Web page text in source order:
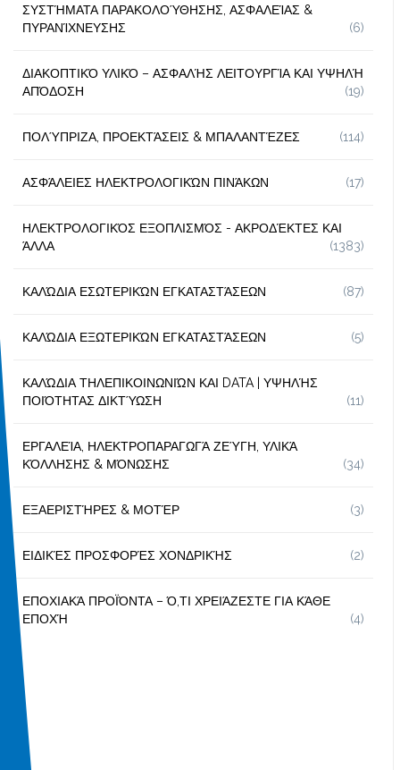
ΣΥΣΤΉΜΑΤΑ ΠΑΡΑΚΟΛΟΎΘΗΣΗΣ, ΑΣΦΑΛΕΊΑΣ &
ΠΥΡΑΝΊΧΝΕΥΣΗΣ
(6)
ΔΙΑΚΟΠΤΙΚΌ ΥΛΙΚΌ – ΑΣΦΑΛΉΣ ΛΕΙΤΟΥΡΓΊΑ ΚΑΙ ΥΨΗΛΉ
ΑΠΌΔΟΣΗ
(19)
ΠΟΛΎΠΡΙΖΑ, ΠΡΟΕΚΤΆΣΕΙΣ & ΜΠΑΛΑΝΤΈΖΕΣ (114)
ΑΣΦΆΛΕΙΕΣ ΗΛΕΚΤΡΟΛΟΓΙΚΏΝ ΠΙΝΆΚΩΝ (17)
ΗΛΕΚΤΡΟΛΟΓΙΚΌΣ ΕΞΟΠΛΙΣΜΌΣ - ΑΚΡΟΔΈΚΤΕΣ ΚΑΙ
ΆΛΛΑ
(1383)
ΚΑΛΏΔΙΑ ΕΣΩΤΕΡΙΚΏΝ ΕΓΚΑΤΑΣΤΆΣΕΩΝ (87)
ΚΑΛΏΔΙΑ ΕΞΩΤΕΡΙΚΏΝ ΕΓΚΑΤΑΣΤΆΣΕΩΝ (5)
ΚΑΛΏΔΙΑ ΤΗΛΕΠΙΚΟΙΝΩΝΙΏΝ ΚΑΙ DATA | ΥΨΗΛΉΣ
ΠΟΙΌΤΗΤΑΣ ΔΙΚΤΎΩΣΗ
(11)
ΕΡΓΑΛΕΊΑ, ΗΛΕΚΤΡΟΠΑΡΑΓΩΓΆ ΖΕΎΓΗ, ΥΛΙΚΆ
ΚΌΛΛΗΣΗΣ & ΜΌΝΩΣΗΣ
(34)
ΕΞΑΕΡΙΣΤΉΡΕΣ & ΜΟΤΈΡ (3)
ΕΙΔΙΚΈΣ ΠΡΟΣΦΟΡΈΣ ΧΟΝΔΡΙΚΉΣ (2)
ΕΠΟΧΙΑΚΆ ΠΡΟΪΌΝΤΑ – Ό,ΤΙ ΧΡΕΙΆΖΕΣΤΕ ΓΙΑ ΚΆΘΕ
ΕΠΟΧΉ
(4)